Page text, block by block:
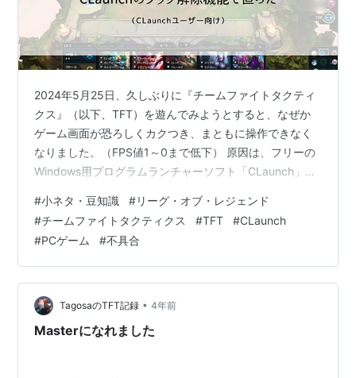
2024年5月25日、久しぶりに『チームファイトタクティ
クス』（以下、TFT）を遊んでみようとすると、なぜか
ゲーム画面が恐ろしくカクつき、まともに操作できなく
なりました。（FPS値1～0まで低下） 原因は、フリーの
Windows用プログラムランチャーソフト「CLaunch」と
フォーマンス低下不具合が発生しなくなり、正常に遊べ
る状態に戻すことができました。 今回は、私のように
CLaunchを使っている方向けにPCゲームとの競合を回避
する方法を紹介したいと思います。 手っ取り早く結論だ
け見たい方は、↓の目次から「結論」へジャンプしてく
ださい…
#小ネタ・豆知識 #リーグ・オブ・レジェンド
#チームファイトタクティクス #TFT #CLaunch
#PCゲーム #不具合
TagosaのTFT記録 • 4年前
Masterになれました